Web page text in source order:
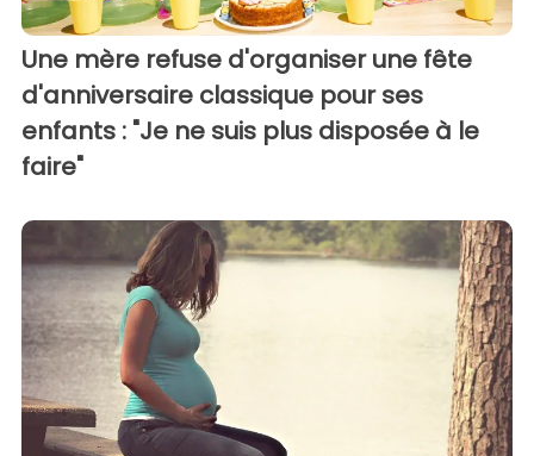
Une mère refuse d'organiser une fête
d'anniversaire classique pour ses
enfants : "Je ne suis plus disposée à le
faire"